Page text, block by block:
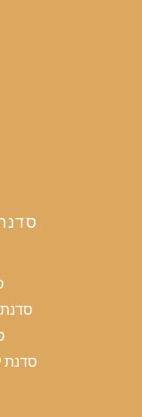
סדנת